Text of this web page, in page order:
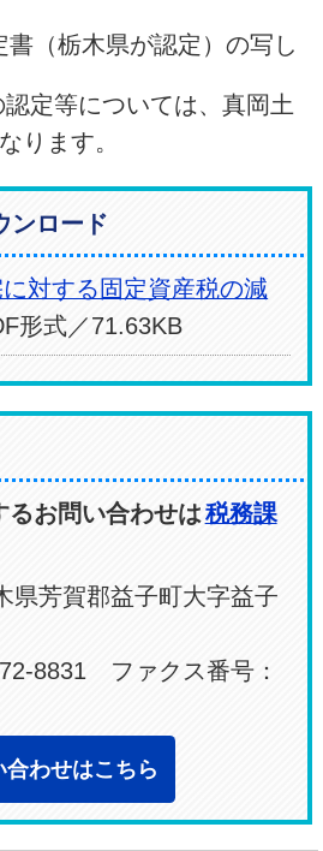
書（栃木県が認定）の写し
定等については、真岡土
ります。
ンロード
対する固定資産税の減
形式／71.63KB
るお問い合わせは税務課
芳賀郡益子町大字益子
8831 ファクス番号：
合わせはこちら